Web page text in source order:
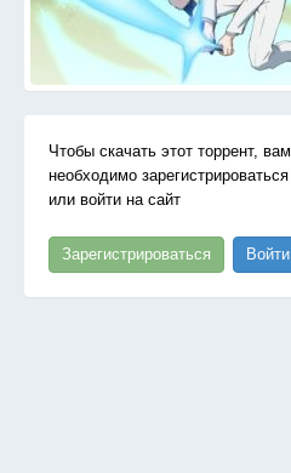
Чтобы скачать этот торрент, вам
необходимо зарегистрироваться
или войти на сайт
Зарегистрироваться Войти